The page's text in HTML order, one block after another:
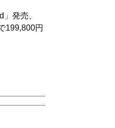
」発売、
199,800円